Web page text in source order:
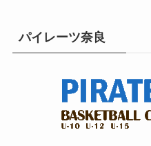
パイレーツ奈良